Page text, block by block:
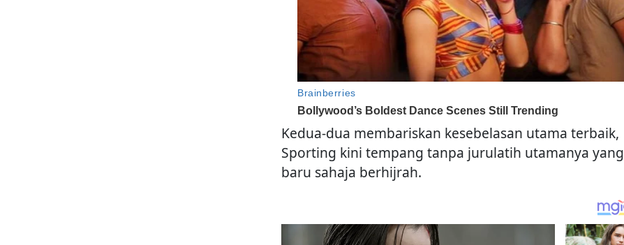
Kedua-dua membariskan kesebelasan utama terbaik,
Sporting kini tempang tanpa jurulatih utamanya yang
baru sahaja berhijrah.